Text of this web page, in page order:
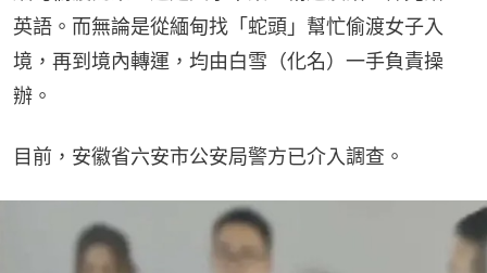
英語。而無論是從緬甸找「蛇頭」幫忙偷渡女子入
境，再到境內轉運，均由白雪（化名）一手負責操
辦。
目前，安徽省六安市公安局警方已介入調查。